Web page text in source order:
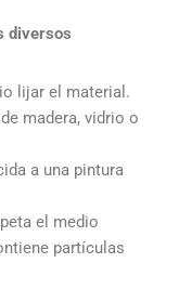
diversos
lijar el material.
madera, vidrio o
a una pintura
el medio
partículas